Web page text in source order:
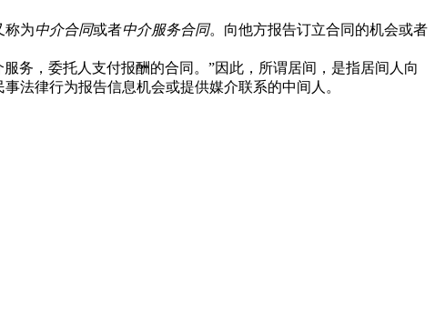
称为中介合同或者中介服务合同。向他方报告订立合同的机会或者
务，委托人支付报酬的合同。”因此，所谓居间，是指居间人向
法律行为报告信息机会或提供媒介联系的中间人。